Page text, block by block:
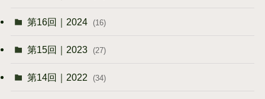
第16回｜2024 (16)
第15回｜2023 (27)
第14回｜2022 (34)